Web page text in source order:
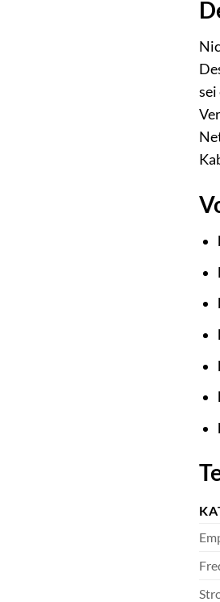
sei